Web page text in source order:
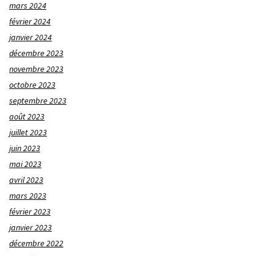
mars 2024
février 2024
janvier 2024
décembre 2023
novembre 2023
octobre 2023
septembre 2023
août 2023
juillet 2023
juin 2023
mai 2023
avril 2023
mars 2023
février 2023
janvier 2023
décembre 2022